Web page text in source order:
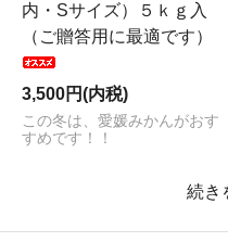
内・Sサイズ）５ｋｇ入
（ご贈答用に最適です）
3,500円(内税)
この冬は、愛媛みかんがおす
すめです！！
続き